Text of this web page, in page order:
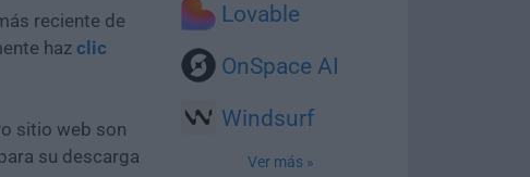
Lovable
OnSpace AI
Windsurf
Ver más »
reciente de
haz clic
sitio web son
su descarga